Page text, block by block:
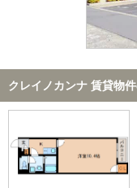
クレイノカンナ 賃貸物